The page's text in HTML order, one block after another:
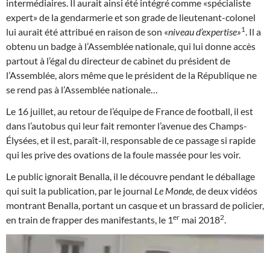
intermédiaires. Il aurait ainsi été intégré comme «spécialiste
expert» de la gendarmerie et son grade de lieutenant-colonel
lui aurait été attribué en raison de son «niveau d’expertise»1. Il a
obtenu un badge à l’Assemblée nationale, qui lui donne accès
partout à l’égal du directeur de cabinet du président de
l’Assemblée, alors même que le président de la République ne
se rend pas à l’Assemblée nationale…
Le 16 juillet, au retour de l’équipe de France de football, il est
dans l’autobus qui leur fait remonter l’avenue des Champs-
Élysées, et il est, paraît-il, responsable de ce passage si rapide
qui les prive des ovations de la foule massée pour les voir.
Le public ignorait Benalla, il le découvre pendant le déballage
qui suit la publication, par le journal Le Monde, de deux vidéos
montrant Benalla, portant un casque et un brassard de policier,
en train de frapper des manifestants, le 1er mai 20182.